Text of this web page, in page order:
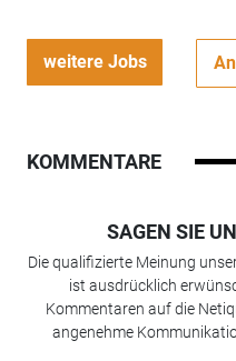
weitere Jobs
KOMMENTARE
SAGEN SIE
Die qualifizierte Meinung
ist ausdrücklich
Kommentaren auf die
angenehme